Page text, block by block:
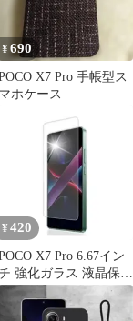
¥690
X7 Pro 手帳型ス
マホケース
¥ 420
X7 Pro 6.67イン
強化ガラス 液晶保護
ィルム L232